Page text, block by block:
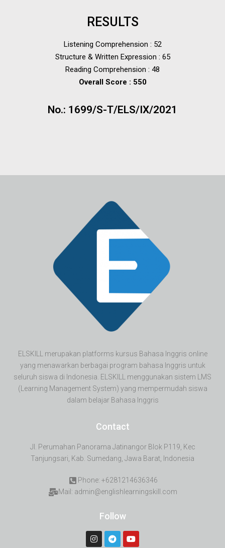
RESULTS
Listening Comprehension : 52
Structure & Written Expression : 65
Reading Comprehension : 48
Overall Score : 550
No.: 1699/S-T/ELS/IX/2021
ELSKILL merupakan platforms kursus Bahasa Inggris online
yang menawarkan berbagai program bahasa Inggris untuk
seluruh siswa di Indonesia. ELSKILL menggunakan sistem LMS
(Learning Management System) yang mempermudah siswa
dalam belajar Bahasa Inggris
Contact
Jl. Perumahan Panorama Jatinangor Blok P119, Kec
Tanjungsari, Kab. Sumedang, Jawa Barat, Indonesia
Phone: +6281214636346
Mail: admin@englishlearningskill.com
Follow